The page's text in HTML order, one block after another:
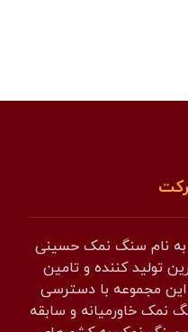
نام سنگ نمک حسینی
تولید کننده و تامین
مجموعه با دسترسی
نمک خاورمیانه و سابقه